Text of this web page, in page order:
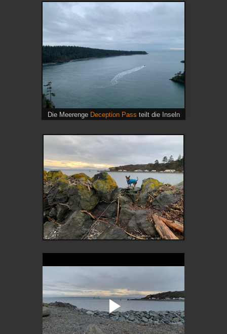
Die Meerenge Deception Pass teilt die Inseln